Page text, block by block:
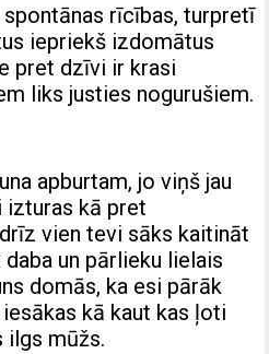
rīcības, turpretī
iepriekš izdomātus
pret dzīvi ir krasi
liks justies nogurušiem.
apburtam, jo viņš jau
izturas kā pret
vien tevi sāks kaitināt
un pārlieku lielais
domās, ka esi pārāk
kā kaut kas ļoti
ilgs mūžs.